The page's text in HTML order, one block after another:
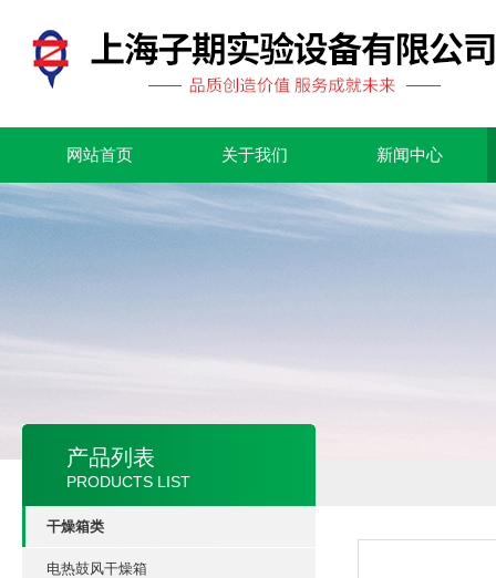
网站首页 关于我们 新闻中心
产品列表
PRODUCTS LIST
干燥箱类
电热鼓风干燥箱